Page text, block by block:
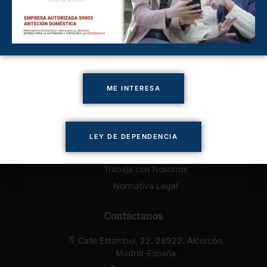
Cuidado de Personas Majadahonda
Cuidado de Personas Pozuelo
Enlaces de Interés
Presupuesto Online
Solicitar llamada
Servicios
Contacto
Trabaja con Nosotros
Normativa Legal
Contáctanos
Calle Estambul, 22. 28922. Alcorcón.
Madrid-España
ME INTERESA
LEY DE DEPENDENCIA